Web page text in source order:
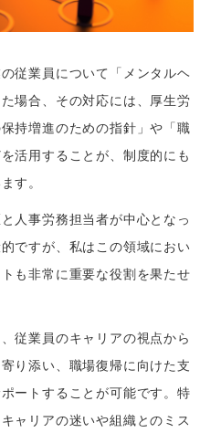
従業員について「メンタルヘ
場合、その対応には、厚生労
持増進のための指針」や「職
活用することが、制度的にも
す。
人事労務担当者が中心となっ
ですが、私はこの領域におい
も非常に重要な役割を果たせ
従業員のキャリアの視点から
り添い、職場復帰に向けた支
ートすることが可能です。特
ャリアの迷いや組織とのミス